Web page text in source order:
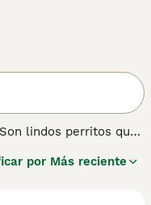
lindos perritos que
verse bastante
por Más reciente